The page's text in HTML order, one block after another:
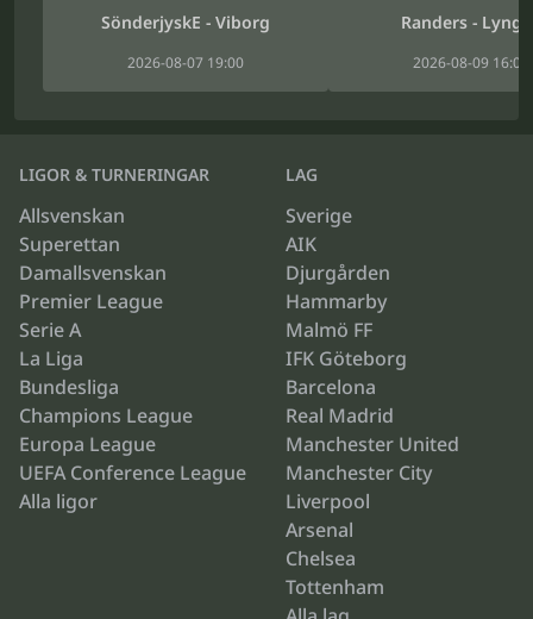
SönderjyskE - Viborg
2026-08-07 19:00
Randers -
2026-08-09 16:00
LIGOR & TURNERINGAR
Allsvenskan
Superettan
Damallsvenskan
Premier League
Serie A
La Liga
Bundesliga
Champions League
Europa League
UEFA Conference League
Alla ligor
LAG
Sverige
AIK
Djurgården
Hammarby
Malmö FF
IFK Göteborg
Barcelona
Real Madrid
Manchester United
Manchester City
Liverpool
Arsenal
Chelsea
Tottenham